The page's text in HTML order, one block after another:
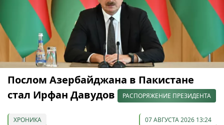
Послом Азербайджана в Пакистане
стал Ирфан Давудов
РАСПОРЯЖЕНИЕ ПРЕЗИДЕНТА
ХРОНИКА 07 АВГУСТА 2026 13:24